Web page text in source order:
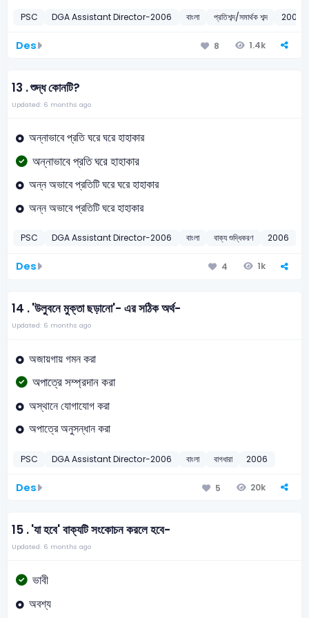
PSC DGA Assistant Director-2006 বাংলা প্রতিশব্দ/সমার্থক শব্দ 2006
Des 8 1.4k
13 .শুদ্ধ কোনটি?
Updated: 6 months ago
অন্নাভাবে প্রতি ঘরে ঘরে হাহাকার
অন্নাভাবে প্রতি ঘরে হাহাকার
অন্ন অভাবে প্রতিটি ঘরে ঘরে হাহাকার
অন্ন অভাবে প্রতিটি ঘরে হাহাকার
PSC DGA Assistant Director-2006 বাংলা বাক্য শুদ্ধিকরণ 2006
Des 4 1k
14 .'উলুবনে মুক্তা ছড়ানো'- এর সঠিক অর্থ-
Updated: 6 months ago
অজায়গায় গমন করা
অপাত্রে সম্প্রদান করা
অস্থানে যোগাযোগ করা
অপাত্রে অনুসন্ধান করা
PSC DGA Assistant Director-2006 বাংলা বাগধারা 2006
Des 5 20k
15 .'যা হবে' বাক্যটি সংকোচন করলে হবে-
Updated: 6 months ago
ভাবী
অবশ্য